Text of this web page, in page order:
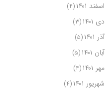
اسفند ۱۴۰۱ (۴)
دی ۱۴۰۱ (۳)
آذر ۱۴۰۱ (۵)
آبان ۱۴۰۱ (۵)
مهر ۱۴۰۱ (۴)
شهریور ۱۴۰۱ (۴)